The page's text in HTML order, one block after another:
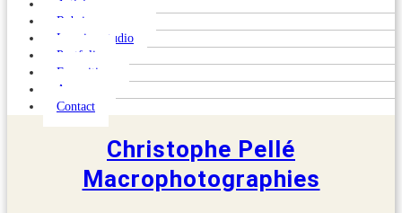
Articles
Rubriques macro
Le microstudio
Portfolio
Expositions
A propos
Contact
Christophe Pellé
Macrophotographies